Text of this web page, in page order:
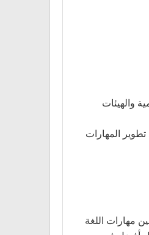
والهيئات
المهارات
مهارات اللغة